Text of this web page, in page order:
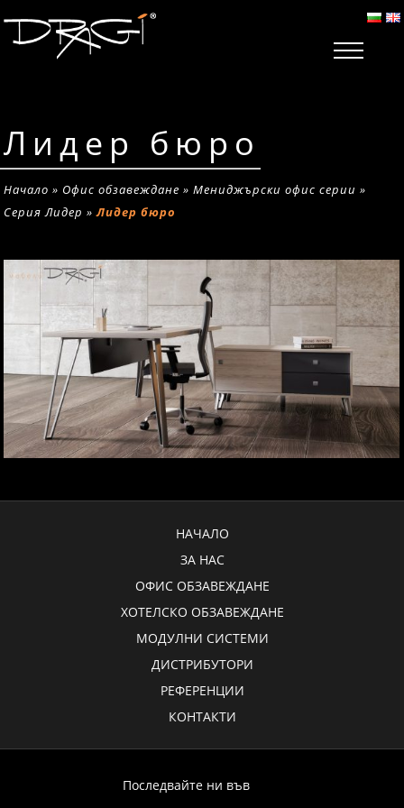
Лидер бюро
Начало » Офис обзавеждане »Мениджърски офис серии »
Серия Лидер »Лидер бюро
НАЧАЛО
ЗА НАС
ОФИС ОБЗАВЕЖДАНЕ
ХОТЕЛСКО ОБЗАВЕЖДАНЕ
МОДУЛНИ СИСТЕМИ
ДИСТРИБУТОРИ
РЕФЕРЕНЦИИ
КОНТАКТИ
Последвайте ни във